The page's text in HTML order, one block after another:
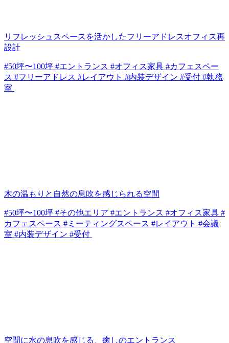
リフレッシュスペースを活かしたフリーアドレスオフィス再
設計
#50坪〜100坪 #エントランス #オフィス家具 #カフェスペー
ス #フリーアドレス #レイアウト #内装デザイン #受付 #執務
室
木の温もりと自然の息吹を感じられる空間
#50坪〜100坪 #その他エリア #エントランス #オフィス家具 #
カフェスペース #ミーティングスペース #レイアウト #会議
室 #内装デザイン #受付
空間に水の息吹を感じる、癒しのエントランス